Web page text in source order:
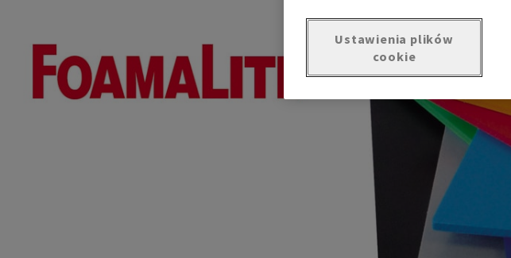
Ustawienia plików
cookie